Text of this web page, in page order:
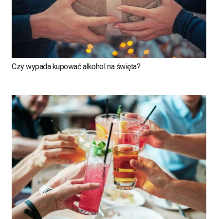
Czy wypada kupować alkohol na święta?